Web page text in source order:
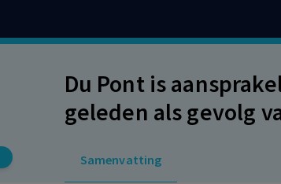
Du Pont is
geleden als gevolg
DMAc tijdens het
Samenvatting